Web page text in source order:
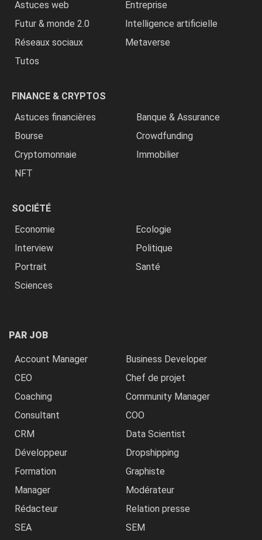
Astuces web
Entreprise
Futur & monde 2.0
Intelligence artificielle
Réseaux sociaux
Metaverse
Tutos
FINANCE & CRYPTOS
Astuces financières
Banque & Assurance
Bourse
Crowdfunding
Cryptomonnaie
Immobilier
NFT
SOCIÉTÉ
Economie
Ecologie
Interview
Politique
Portrait
Santé
Sciences
PAR JOB
Account Manager
Business Developer
CEO
Chef de projet
Coaching
Community Manager
Consultant
COO
CRM
Data Scientist
Développeur
Dropshipping
Formation
Graphiste
Manager
Modérateur
Rédacteur
Relation presse
SEA
SEM